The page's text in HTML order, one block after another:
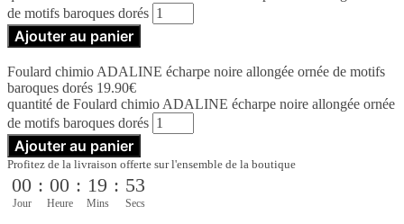
de motifs baroques dorés
Ajouter au panier
Foulard chimio ADALINE écharpe noire allongée ornée de motifs
baroques dorés 19.90€
quantité de Foulard chimio ADALINE écharpe noire allongée ornée
de motifs baroques dorés
Ajouter au panier
Profitez de la livraison offerte sur l'ensemble de la boutique
00
Jour
: 00
Heure
: 19
Mins
: 52
Secs